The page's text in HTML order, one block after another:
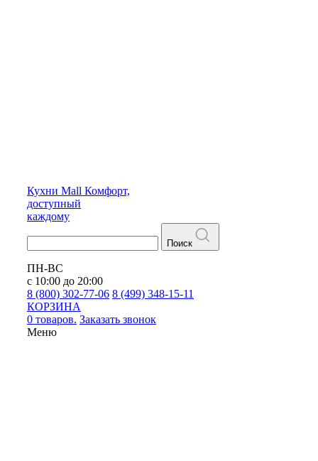
Кухни Mall Комфорт,
доступный
каждому
Поиск
ПН-ВС
с 10:00 до 20:00
8 (800) 302-77-06 8 (499) 348-15-11
КОРЗИНА
0 товаров. Заказать звонок
Меню